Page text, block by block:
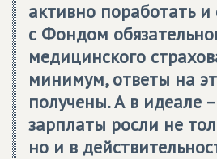
активно поработать
с Фондом
медицинского
минимум, ответы на
получены. А в идеале
зарплаты росли не
но и в